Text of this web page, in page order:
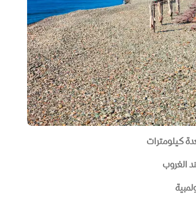
كيلومترات
الغروب